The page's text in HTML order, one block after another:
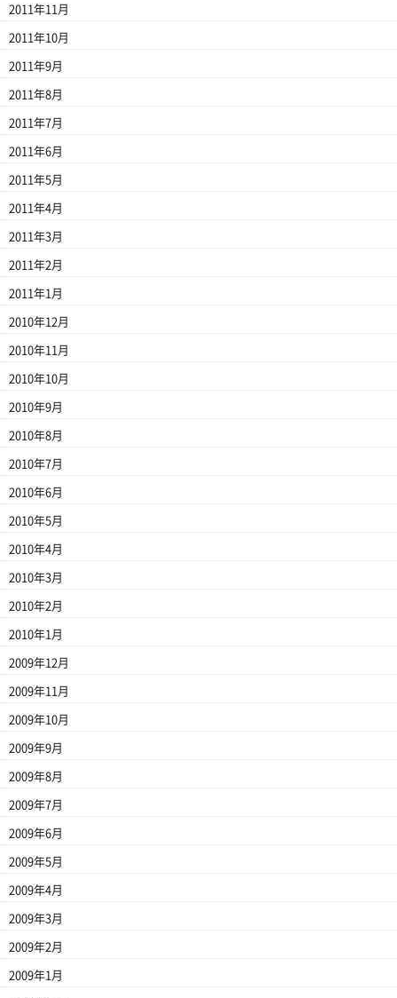
2011年11月
2011年10月
2011年9月
2011年8月
2011年7月
2011年6月
2011年5月
2011年4月
2011年3月
2011年2月
2011年1月
2010年12月
2010年11月
2010年10月
2010年9月
2010年8月
2010年7月
2010年6月
2010年5月
2010年4月
2010年3月
2010年2月
2010年1月
2009年12月
2009年11月
2009年10月
2009年9月
2009年8月
2009年7月
2009年6月
2009年5月
2009年4月
2009年3月
2009年2月
2009年1月